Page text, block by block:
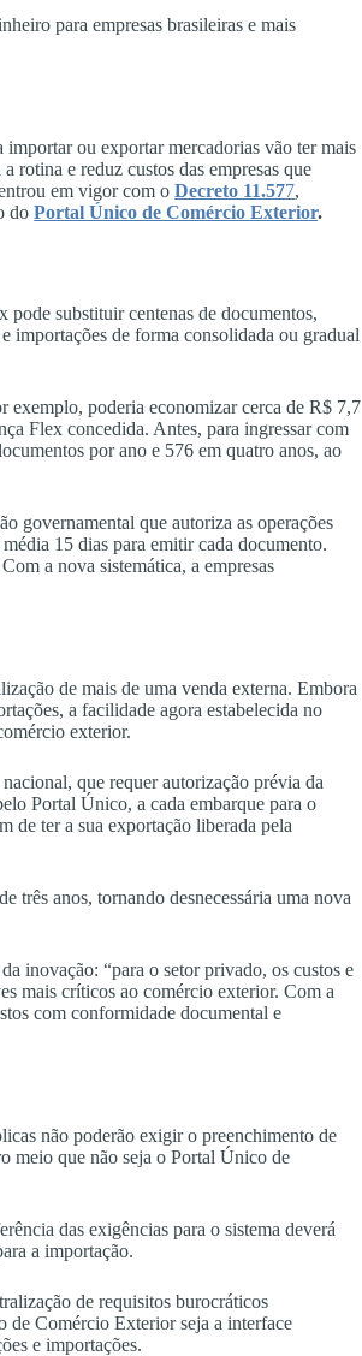
para empresas brasileiras e mais
importar ou exportar mercadorias vão ter mais
rotina e reduz custos das empresas que
em vigor com oDecreto 11.577,
doPortal Único de Comércio Exterior.
pode substituir centenas de documentos,
importações de forma consolidada ou gradual
exemplo, poderia economizar cerca de R$ 7,7
Flex concedida. Antes, para ingressar com
por ano e 576 em quatro anos, ao
governamental que autoriza as operações
15 dias para emitir cada documento.
a nova sistemática, a empresas
de mais de uma venda externa. Embora
a facilidade agora estabelecida no
exterior.
que requer autorização prévia da
Portal Único, a cada embarque para o
de ter a sua exportação liberada pela
três anos, tornando desnecessária uma nova
inovação: “para o setor privado, os custos e
mais críticos ao comércio exterior. Com a
com conformidade documental e
não poderão exigir o preenchimento de
meio que não seja o Portal Único de
das exigências para o sistema deverá
a importação.
de requisitos burocráticos
de Comércio Exterior seja a interface
e importações.